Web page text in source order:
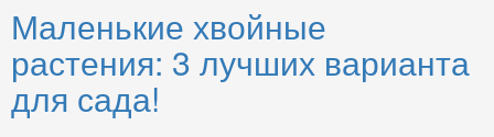
Маленькие хвойные
растения: 3 лучших варианта
для сада!